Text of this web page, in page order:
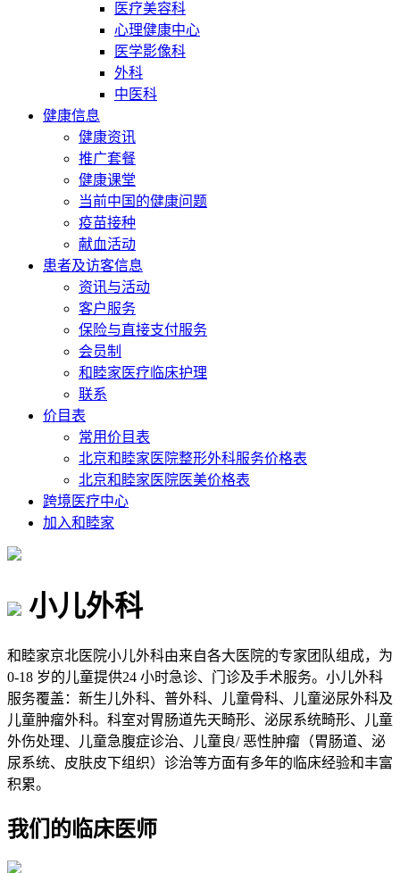
医疗美容科
心理健康中心
医学影像科
外科
中医科
健康信息
健康资讯
推广套餐
健康课堂
当前中国的健康问题
疫苗接种
献血活动
患者及访客信息
资讯与活动
客户服务
保险与直接支付服务
会员制
和睦家医疗临床护理
联系
价目表
常用价目表
北京和睦家医院整形外科服务价格表
北京和睦家医院医美价格表
跨境医疗中心
加入和睦家
小儿外科
和睦家京北医院小儿外科由来自各大医院的专家团队组成，为
0-18 岁的儿童提供24 小时急诊、门诊及手术服务。小儿外科
服务覆盖：新生儿外科、普外科、儿童骨科、儿童泌尿外科及
儿童肿瘤外科。科室对胃肠道先天畸形、泌尿系统畸形、儿童
外伤处理、儿童急腹症诊治、儿童良/ 恶性肿瘤（胃肠道、泌
尿系统、皮肤皮下组织）诊治等方面有多年的临床经验和丰富
积累。
我们的临床医师